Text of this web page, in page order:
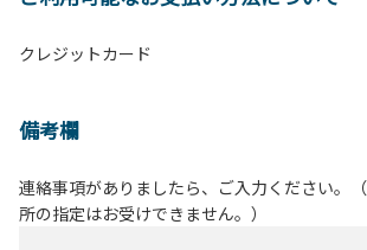
クレジットカード
備考欄
連絡事項がありましたら、ご入力ください。
所の指定はお受けできません。）